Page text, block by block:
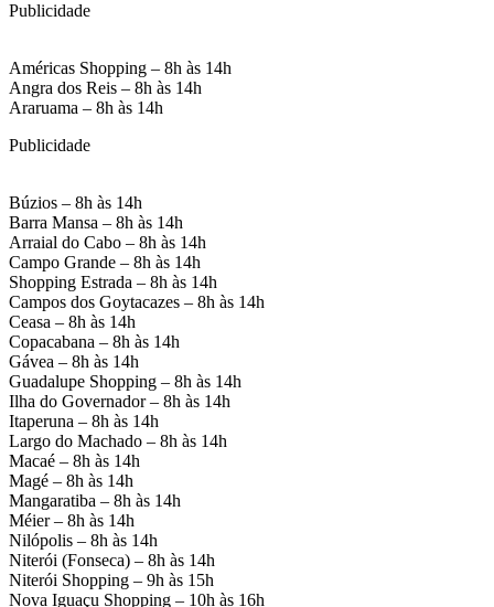
Publicidade
Américas Shopping – 8h às 14h
Angra dos Reis – 8h às 14h
Araruama – 8h às 14h
Publicidade
Búzios – 8h às 14h
Barra Mansa – 8h às 14h
Arraial do Cabo – 8h às 14h
Campo Grande – 8h às 14h
Shopping Estrada – 8h às 14h
Campos dos Goytacazes – 8h às 14h
Ceasa – 8h às 14h
Copacabana – 8h às 14h
Gávea – 8h às 14h
Guadalupe Shopping – 8h às 14h
Ilha do Governador – 8h às 14h
Itaperuna – 8h às 14h
Largo do Machado – 8h às 14h
Macaé – 8h às 14h
Magé – 8h às 14h
Mangaratiba – 8h às 14h
Méier – 8h às 14h
Nilópolis – 8h às 14h
Niterói (Fonseca) – 8h às 14h
Niterói Shopping – 9h às 15h
Nova Iguaçu Shopping – 10h às 16h